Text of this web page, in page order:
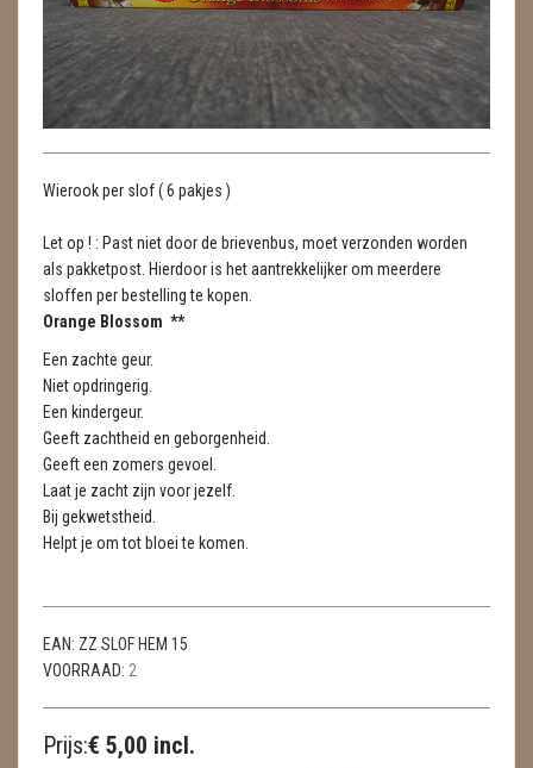
HUISREINIGING
KAARSEN
MASSAGE
METEORIETEN
READING EN PERSOONLIJK ADVIES
SCHEDELS / SKULLS
SELENIET
SPECIALE STUKKEN
TELEFOON KOORDEN
THEELICHTEN
VLINDERS
WIEROOK, OLIE & TOEBEHOREN
WIEROOK
Wierook per slof ( 6 pakjes )
Let op ! : Past niet door de brievenbus, moet verzonden worden
als pakketpost. Hierdoor is het aantrekkelijker om meerdere
sloffen per bestelling te kopen.
Orange Blossom **
Een zachte geur.
Niet opdringerig.
Een kindergeur.
Geeft zachtheid en geborgenheid.
Geeft een zomers gevoel.
Laat je zacht zijn voor jezelf.
Bij gekwetstheid.
Helpt je om tot bloei te komen.
EAN: ZZ SLOF HEM 15
VOORRAAD: 2
Prijs:€ 5,00 incl.